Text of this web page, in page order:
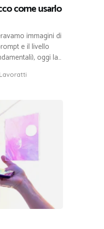
come usarlo
immagini di
e il livello
oggi la…